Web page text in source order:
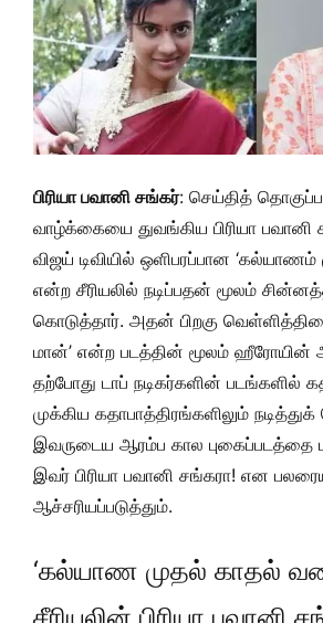
பிரியா பவானி சங்கர்: செய்தித்
வாழ்க்கையை துவங்கிய பிரியா
விஜய் டிவியில் ஒளிபரப்பான
என்ற சீரியலில் நடிப்பதன் மூலம்
கொடுத்தார். அதன் பிறகு
மான்’ என்ற படத்தின் மூலம் ஹீரோயின்
தற்போது டாப் நடிகர்களின் படங்களில்
முக்கிய கதாபாத்திரங்களிலும்
இவருடைய ஆரம்ப கால புகைப்படத்தை
இவர் பிரியா பவானி சங்கரா! என
ஆச்சரியப்படுத்தும்.
‘கல்யாண முதல் காதல்